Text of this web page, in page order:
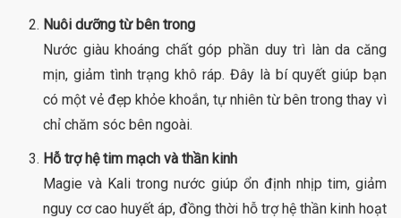
Nuôi dưỡng từ bên trong
Nước giàu khoáng chất góp phần duy trì làn da căng
mịn, giảm tình trạng khô ráp. Đây là bí quyết giúp bạn
có một vẻ đẹp khỏe khoắn, tự nhiên từ bên trong thay vì
chỉ chăm sóc bên ngoài.
Hỗ trợ hệ tim mạch và thần kinh
Magie và Kali trong nước giúp ổn định nhịp tim, giảm
nguy cơ cao huyết áp, đồng thời hỗ trợ hệ thần kinh hoạt